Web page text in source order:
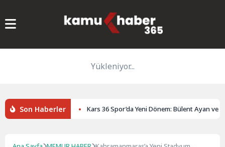
Yükleniyor...
Son Haberler
uğurlandı Kars 36 Spor’da Yeni Dönem: Bülent Ayan ve